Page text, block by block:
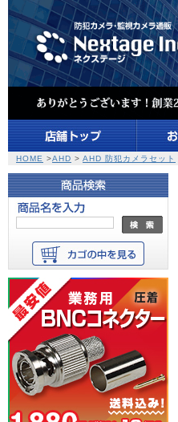
HOME >AHD > AHD 防犯カメラセット